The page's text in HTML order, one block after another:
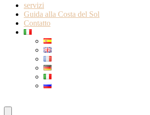
servizi
Guida alla Costa del Sol
Contatto